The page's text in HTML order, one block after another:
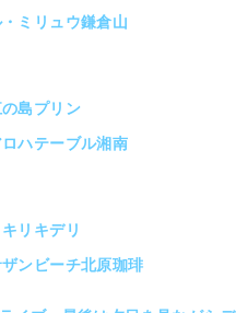
ミリュウ鎌倉山
島プリン
ハテーブル湘南
リキデリ
ンビーチ北原珈琲